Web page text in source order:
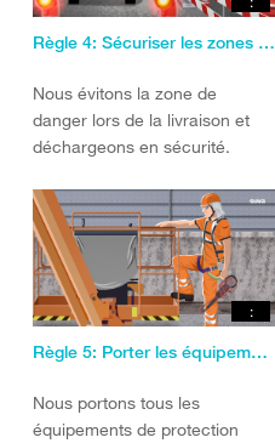
Règle 4: Sécuriser les zones de déchargement et de stockage.
Nous évitons la zone de
danger lors de la livraison et
déchargeons en sécurité.
:
Règle 5: Porter les équipements de protection
Nous portons tous les
équipements de protection